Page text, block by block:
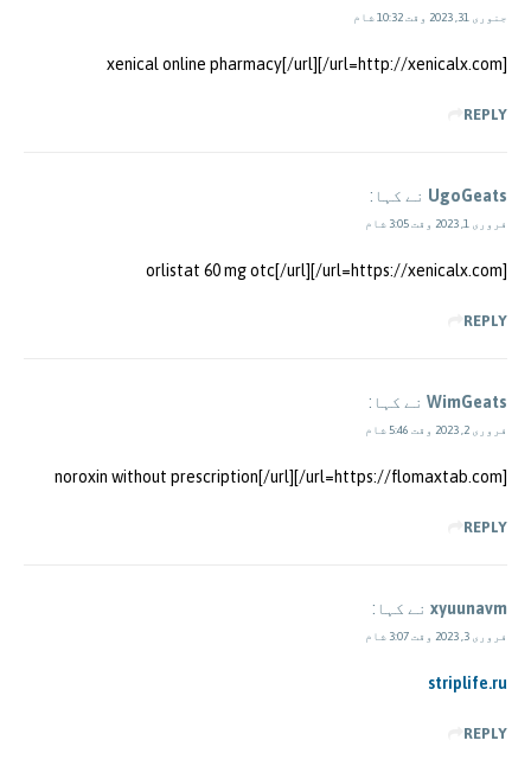
جنوری 31, 2023 وقت 10:32 شام
[url=http://xenicalx.com/]xenical online pharmacy[/url]
REPLY
UgoGeats نے کہا:
فروری 1, 2023 وقت 3:05 شام
[url=https://xenicalx.com/]orlistat 60 mg otc[/url]
REPLY
WimGeats نے کہا:
فروری 2, 2023 وقت 5:46 شام
[url=https://flomaxtab.com/]noroxin without prescription[/url]
REPLY
xyuunavm نے کہا:
فروری 3, 2023 وقت 3:07 شام
striplife.ru
REPLY